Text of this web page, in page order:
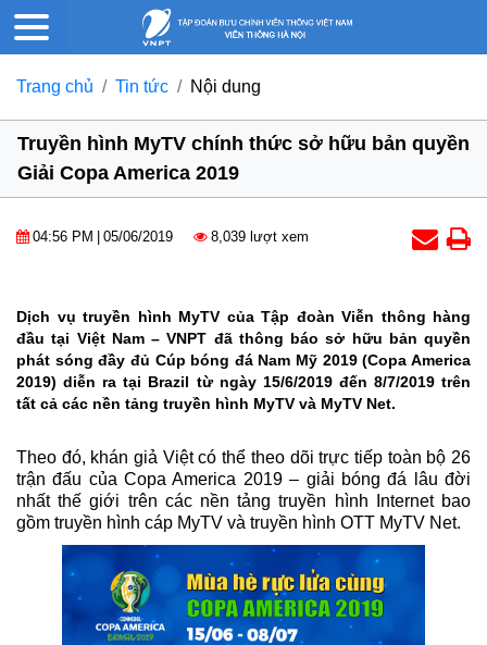
Trang chủ Tin tức Nội dung
Truyền hình MyTV chính thức sở hữu bản quyền
Giải Copa America 2019
04:56 PM 05/06/2019 8,039 lượt xem
Dịch vụ truyền hình MyTV của Tập đoàn Viễn thông hàng
đầu tại Việt Nam – VNPT đã thông báo sở hữu bản quyền
phát sóng đầy đủ Cúp bóng đá Nam Mỹ 2019 (Copa America
2019) diễn ra tại Brazil từ ngày 15/6/2019 đến 8/7/2019 trên
tất cả các nền tảng truyền hình MyTV và MyTV Net.
Theo đó, khán giả Việt có thể theo dõi trực tiếp toàn bộ 26
trận đấu của Copa America 2019 – giải bóng đá lâu đời
nhất thế giới trên các nền tảng truyền hình Internet bao
gồm truyền hình cáp MyTV và truyền hình OTT MyTV Net.